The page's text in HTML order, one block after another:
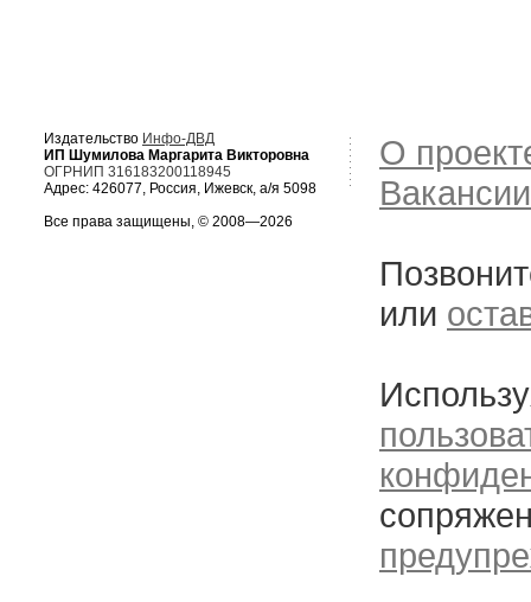
Издательство Инфо-ДВД
ИП Шумилова Маргарита Викторовна
ОГРНИП 316183200118945
Адрес: 426077, Россия, Ижевск, а/я 5098
Все права защищены, © 2008—2026
О
Вакансии
или